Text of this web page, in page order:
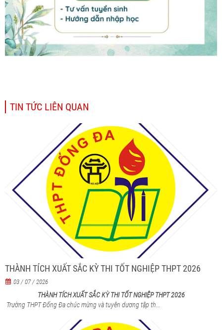
TIN TỨC LIÊN QUAN
THÀNH TÍCH XUẤT SẮC KỲ THI TỐT NGHIỆP THPT 2026
03 / 07 / 2026
THÀNH TÍCH XUẤT SẮC KỲ THI TỐT NGHIỆP THPT 2026
Trường THPT Đống Đa chúc mừng và tuyên dương tập th...